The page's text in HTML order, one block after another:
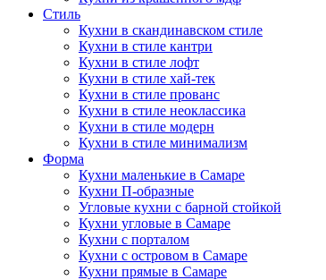
Стиль
Кухни в скандинавском стиле
Кухни в стиле кантри
Кухни в стиле лофт
Кухни в стиле хай-тек
Кухни в стиле прованс
Кухни в стиле неоклассика
Кухни в стиле модерн
Кухни в стиле минимализм
Форма
Кухни маленькие в Самаре
Кухни П-образные
Угловые кухни с барной стойкой
Кухни угловые в Самаре
Кухни с порталом
Кухни с островом в Самаре
Кухни прямые в Самаре